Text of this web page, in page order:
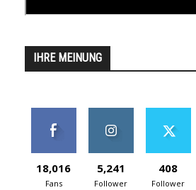
IHRE MEINUNG
18,016
Fans
5,241
Follower
408
Follower